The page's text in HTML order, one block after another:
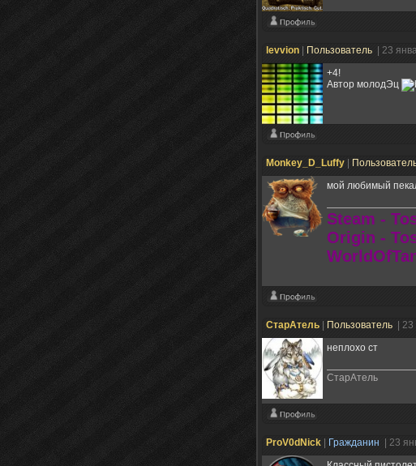
levvion Пользователь | 23
+4!
Автор молодЭц
Monkey_D_Luffy
мой любимый
Steam -
Origin -
СтарАтель Пользователь |
неплохо ст
СтарАтель
ProV0dNick Гражданин | 23